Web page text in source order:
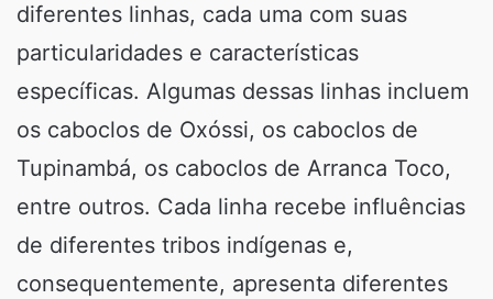
diferentes linhas, cada uma com suas
particularidades e características
específicas. Algumas dessas linhas incluem
os caboclos de Oxóssi, os caboclos de
Tupinambá, os caboclos de Arranca Toco,
entre outros. Cada linha recebe influências
de diferentes tribos indígenas e,
consequentemente, apresenta diferentes